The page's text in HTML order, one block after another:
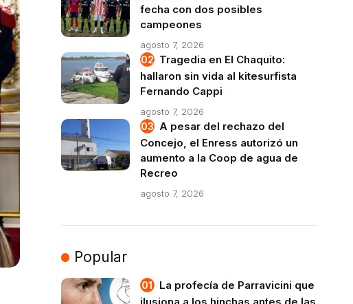
fecha con dos posibles
campeones
agosto 7, 2026
Tragedia en El Chaquito:
hallaron sin vida al kitesurfista
Fernando Cappi
agosto 7, 2026
A pesar del rechazo del
Concejo, el Enress autorizó un
aumento a la Coop de agua de
Recreo
agosto 7, 2026
Popular
La profecía de Parravicini que